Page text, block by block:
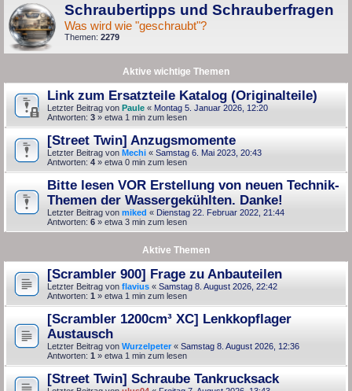
Schraubertipps und Schrauberfragen
Was wird wie "geschraubt"?
Themen: 2279
Aktive wichtige Themen
Link zum Ersatzteile Katalog (Originalteile)
Letzter Beitrag von Paule « Montag 5. Januar 2026, 12:20
Antworten: 3 » etwa 1 min zum lesen
[Street Twin] Anzugsmomente
Letzter Beitrag von Mechi « Samstag 6. Mai 2023, 20:43
Antworten: 4 » etwa 0 min zum lesen
Bitte lesen VOR Erstellung von neuen Technik-
Themen der Wassergekühlten. Danke!
Letzter Beitrag von miked « Dienstag 22. Februar 2022, 21:44
Antworten: 6 » etwa 3 min zum lesen
Aktive Themen
[Scrambler 900] Frage zu Anbauteilen
Letzter Beitrag von flavius « Samstag 8. August 2026, 22:42
Antworten: 1 » etwa 1 min zum lesen
[Scrambler 1200cm³ XC] Lenkkopflager
Austausch
Letzter Beitrag von Wurzelpeter« Samstag 8. August 2026, 12:36
Antworten: 1 » etwa 1 min zum lesen
[Street Twin] Schraube Tankrucksack